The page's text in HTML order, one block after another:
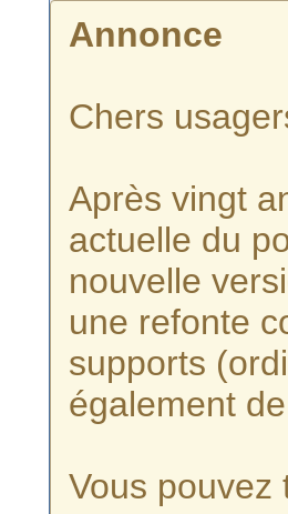
Annonce
Chers
Après vingt
actuelle du
nouvelle
une refonte
supports
également
Vous